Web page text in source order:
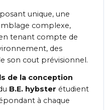
unique, une
complexe,
tenant compte de
des
son cout prévisionnel.
de la conception
B.E. hybster étudient
à chaque